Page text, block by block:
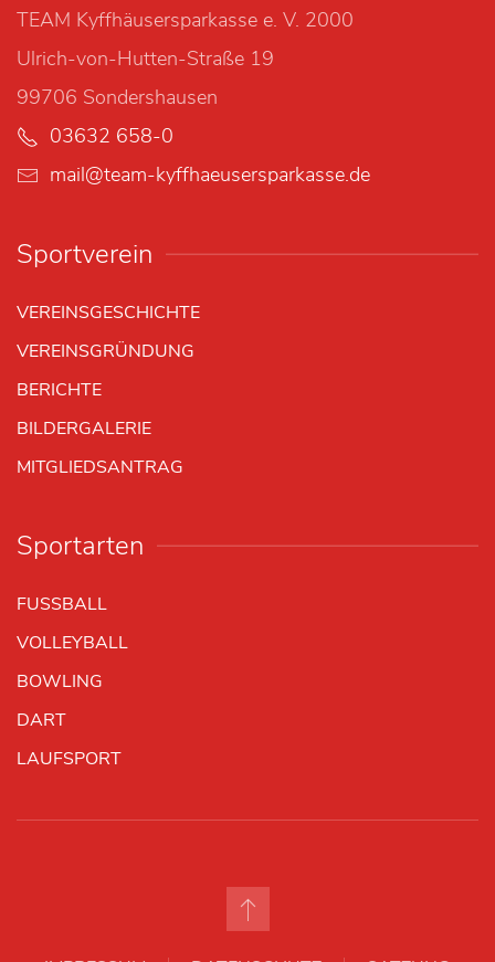
TEAM Kyffhäusersparkasse e. V. 2000
Ulrich-von-Hutten-Straße 19
99706 Sondershausen
03632 658-0
mail@team-kyffhaeusersparkasse.de
Sportverein
VEREINSGESCHICHTE
VEREINSGRÜNDUNG
BERICHTE
BILDERGALERIE
MITGLIEDSANTRAG
Sportarten
FUSSBALL
VOLLEYBALL
BOWLING
DART
LAUFSPORT